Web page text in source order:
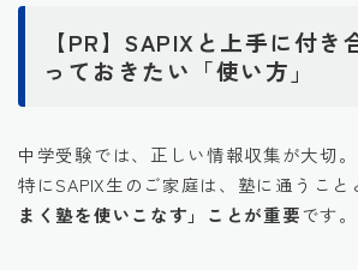
【PR】SAPIXと上手に付き
っておきたい「使い方」
中学受験では、正しい情報収集が大切。
特にSAPIX生のご家庭は、塾に通うこと
まく塾を使いこなす」ことが重要です。